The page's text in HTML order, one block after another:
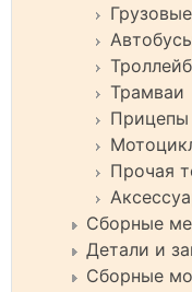
Трамваи
Прицепы
Прочая
Сборные
Детали и
Сборные